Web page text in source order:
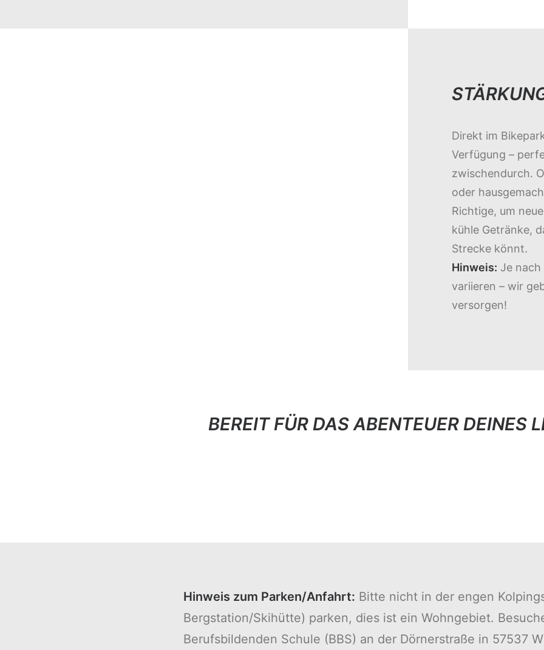
Direkt im
Verfügung –
zwischendurch.
oder
Richtige, um
kühle Getränke,
Strecke könnt.
Hinweis: Je
variieren – wir
versorgen!
BEREIT FÜR DAS ABENTEUER DEINES
Hinweis zum Parken/Anfahrt: Bitte nicht in der engen
Bergstation/Skihütte) parken, dies ist ein Wohngebiet.
Berufsbildenden Schule (BBS) an der Dörnerstraße in 57537